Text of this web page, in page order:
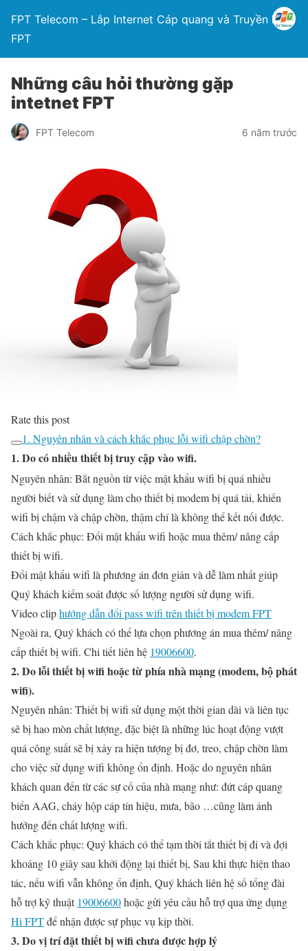
FPT Telecom – Lắp Internet Cáp quang và Truyền hình
FPT
Những câu hỏi thường gặp
intetnet FPT
FPT Telecom 6 năm trước
Rate this post
1. Nguyên nhân và cách khắc phục lỗi wifi chập chờn?
1. Do có nhiều thiết bị truy cập vào wifi.
Nguyên nhân: Bắt nguồn từ việc mật khẩu wifi bị quá nhiều
người biết và sử dụng làm cho thiết bị modem bị quá tải, khiến
wifi bị chậm và chập chờn, thậm chí là không thể kết nối được.
Cách khắc phục: Đổi mật khẩu wifi hoặc mua thêm/ nâng cấp
thiết bị wifi.
Đổi mật khẩu wifi là phương án đơn giản và dễ làm nhất giúp
Quý khách kiểm soát được số lượng người sử dụng wifi.
Video cliphướng dẫn đổi pass wifi trên thiết bị modem FPT
Ngoài ra, Quý khách có thể lựa chọn phương án mua thêm/ nâng
cấp thiết bị wifi. Chi tiết liên hệ 19006600.
2. Do lỗi thiết bị wifi hoặc từ phía nhà mạng (modem, bộ phát
wifi).
Nguyên nhân: Thiết bị wifi sử dụng một thời gian dài và liên tục
sẽ bị hao mòn chất lượng, đặc biệt là những lúc hoạt động vượt
quá công suất sẽ bị xảy ra hiện tượng bị đơ, treo, chập chờn làm
cho việc sử dụng wifi không ổn định. Hoặc do nguyên nhân
khách quan đến từ các sự cố của nhà mạng như: đứt cáp quang
biển AAG, cháy hộp cáp tín hiệu, mưa, bão …cũng làm ảnh
hưởng đến chất lượng wifi.
Cách khắc phục: Quý khách có thể tạm thời tắt thiết bị đi và đợi
khoảng 10 giây sau khởi động lại thiết bị, Sau khi thực hiện thao
tác, nếu wifi vẫn không ổn định, Quý khách liên hệ số tổng đài
hỗ trợ kỹ thuật 19006600hoặc gửi yêu cầu hỗ trợ qua ứng dụng
Hi FPTđể nhận được sự phục vụ kịp thời.
3. Do vị trí đặt thiết bị wifi chưa được hợp lý